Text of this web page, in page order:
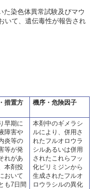
染色体異常試験及びマウ
いて、遺伝毒性が報告され
措置方
機序・危険因子
早期に
障害や
炎等の
等が発
れがあ
本剤投
おいて
も7日間
本剤中のギメラシ
ルにより、併用さ
れたフルオロウラ
シルあるいは併用
されたこれらフッ
化ピリミジンから
生成されたフルオ
ロウラシルの異化